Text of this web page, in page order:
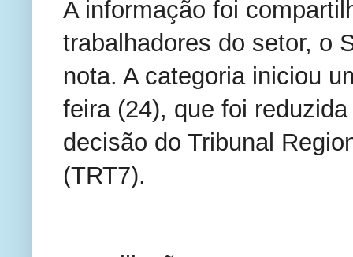
A informação foi
trabalhadores do setor, o
nota. A categoria iniciou
feira (24), que foi
decisão do Tribunal
(TRT7).